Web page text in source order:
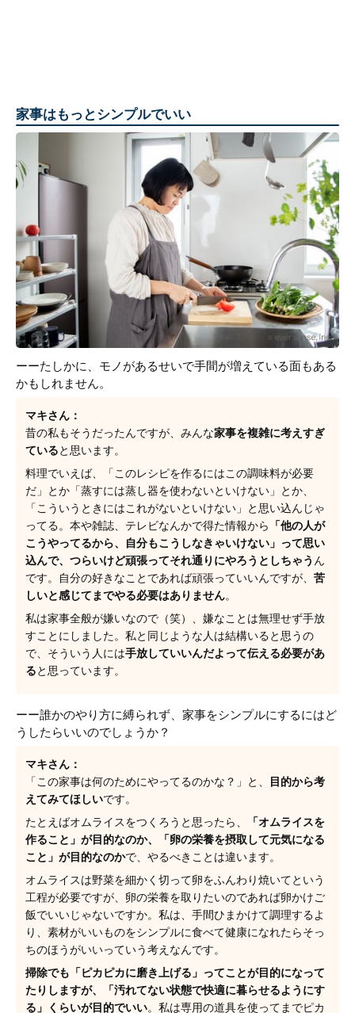
家事はもっとシンプルでいい
ーーたしかに、モノがあるせいで手間が増えている面もある
かもしれません。
マキさん：
昔の私もそうだったんですが、みんな家事を複雑に考えすぎ
ていると思います。
料理でいえば、「このレシピを作るにはこの調味料が必要
だ」とか「蒸すには蒸し器を使わないといけない」とか、
「こういうときにはこれがないといけない」と思い込んじゃ
ってる。本や雑誌、テレビなんかで得た情報から
「他の人が
こうやってるから、自分もこうしなきゃいけない」って思い
込んで、つらいけど頑張ってそれ通りにやろうとしちゃう ん
です。自分の好きなことであれば頑張っていいんですが、 苦
しいと感じてまでやる必要はありません。
私は家事全般が嫌いなので（笑）、嫌なことは無理せず手放
すことにしました。私と同じような人は結構いると思うの
で、そういう人には手放していいんだよって伝える必要があ
ると思っています。
ーー誰かのやり方に縛られず、家事をシンプルにするにはど
うしたらいいのでしょうか？
マキさん：
「この家事は何のためにやってるのかな？」と、
目的から考
えてみてほしいです。
たとえばオムライスをつくろうと思ったら、
「オムライスを
作ること」が目的なのか、「卵の栄養を摂取して元気になる
こと」が目的なのかで、やるべきことは違います。
オムライスは野菜を細かく切って卵をふんわり焼いてという
工程が必要ですが、卵の栄養を取りたいのであれば卵かけご
飯でいいじゃないですか。私は、手間ひまかけて調理するよ
り、素材がいいものをシンプルに食べて健康になれたらそっ
ちのほうがいいっていう考えなんです。
掃除でも「ピカピカに磨き上げる」ってことが目的になって
たりしますが、「汚れてない状態で快適に暮らせるようにす
る」くらいが目的でいい。私は専用の道具を使ってまでピカ